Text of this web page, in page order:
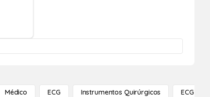
Médico ECG Instrumentos Quirúrgicos ECG